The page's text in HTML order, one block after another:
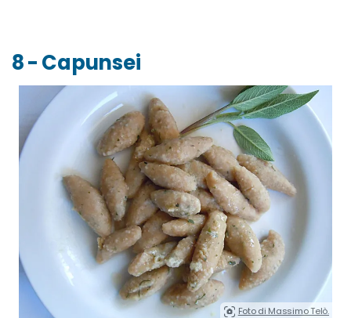
8 - Capunsei
Foto di Massimo Telò.